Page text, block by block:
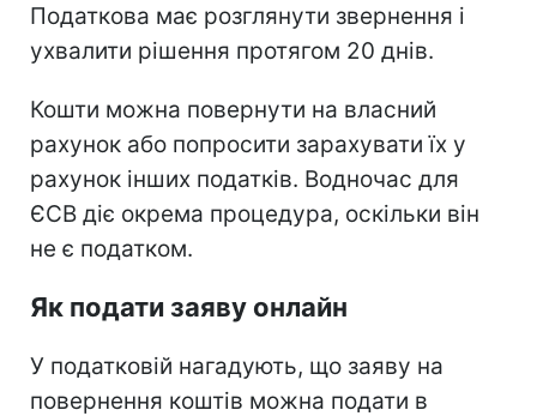
Податкова має розглянути звернення і
ухвалити рішення протягом 20 днів.
Кошти можна повернути на власний
рахунок або попросити зарахувати їх у
рахунок інших податків. Водночас для
ЄСВ діє окрема процедура, оскільки він
не є податком.
Як подати заяву онлайн
У податковій нагадують, що заяву на
повернення коштів можна подати в